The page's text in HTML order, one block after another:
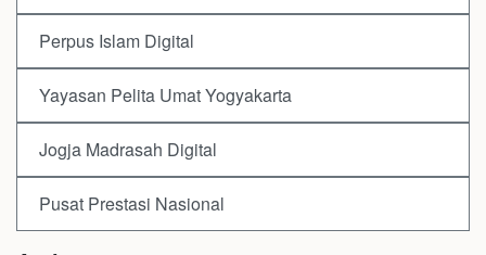
Perpus Islam Digital
Yayasan Pelita Umat Yogyakarta
Jogja Madrasah Digital
Pusat Prestasi Nasional